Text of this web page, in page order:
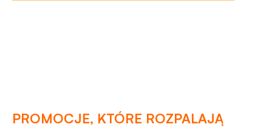
PROMOCJE, KTÓRE ROZPALAJĄ